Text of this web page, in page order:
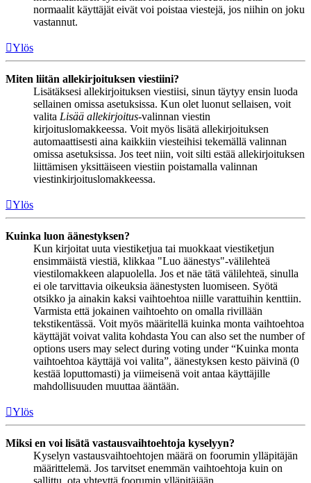
normaalit käyttäjät eivät voi poistaa viestejä, jos niihin on joku
vastannut.
Ylös
Miten liitän allekirjoituksen viestiini?
Lisätäksesi allekirjoituksen viestiisi, sinun täytyy ensin luoda
sellainen omissa asetuksissa. Kun olet luonut sellaisen, voit
valita Lisää allekirjoitus-valinnan viestin
kirjoituslomakkeessa. Voit myös lisätä allekirjoituksen
automaattisesti aina kaikkiin viesteihisi tekemällä valinnan
omissa asetuksissa. Jos teet niin, voit silti estää allekirjoituksen
liittämisen yksittäiseen viestiin poistamalla valinnan
viestinkirjoituslomakkeessa.
Ylös
Kuinka luon äänestyksen?
Kun kirjoitat uuta viestiketjua tai muokkaat viestiketjun
ensimmäistä viestiä, klikkaa "Luo äänestys"-välilehteä
viestilomakkeen alapuolella. Jos et näe tätä välilehteä, sinulla
ei ole tarvittavia oikeuksia äänestysten luomiseen. Syötä
otsikko ja ainakin kaksi vaihtoehtoa niille varattuihin kenttiin.
Varmista että jokainen vaihtoehto on omalla rivillään
tekstikentässä. Voit myös määritellä kuinka monta vaihtoehtoa
käyttäjät voivat valita kohdasta You can also set the number of
options users may select during voting under “Kuinka monta
vaihtoehtoa käyttäjä voi valita”, äänestyksen kesto päivinä (0
kestää loputtomasti) ja viimeisenä voit antaa käyttäjille
mahdollisuuden muuttaa ääntään.
Ylös
Miksi en voi lisätä vastausvaihtoehtoja kyselyyn?
Kyselyn vastausvaihtoehtojen määrä on foorumin ylläpitäjän
määrittelemä. Jos tarvitset enemmän vaihtoehtoja kuin on
sallittu, ota yhteyttä foorumin ylläpitäjään.